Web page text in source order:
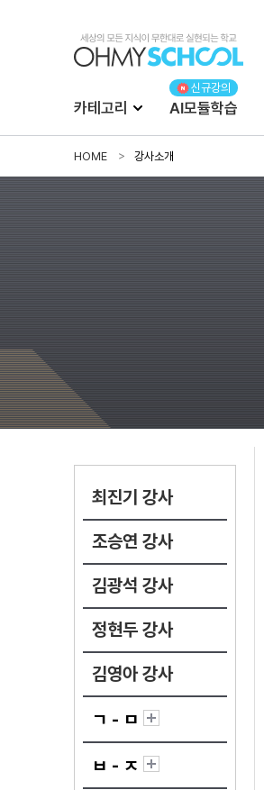
카테고리 AI모듈학습
HOME 강사소개
최진기 강사
조승연 강사
김광석 강사
정현두 강사
김영아 강사
ㄱ - ㅁ
ㅂ - ㅈ